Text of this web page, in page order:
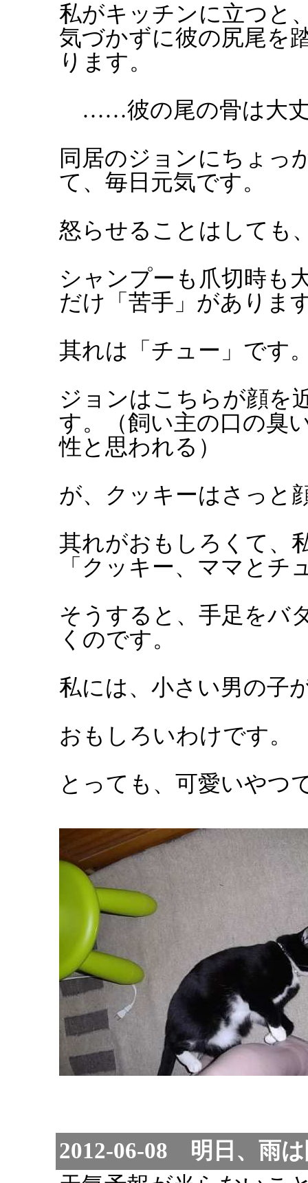
私がキッチンに立つと
気づかずに彼の尻尾を
ります。
……彼の尾の骨は大丈
同居のジョンにちょっ
て、毎日元気です。
怒らせることはしても
シャンプーも爪切時も
だけ「苦手」がありま
其れは「チュー」です
ジョンはこちらが顔を
す。（飼い主の口の臭
性と思われる）
が、クッキーはさっと
其れがおもしろくて、
「クッキー、ママとチ
そうすると、手足をバ
くのです。
私には、小さい男の子
おもしろいわけです。
とっても、可愛いやつ
2012-06-08 明日、雨